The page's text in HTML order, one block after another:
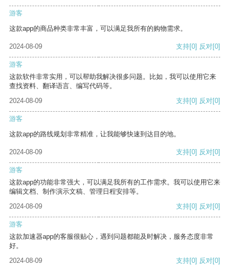
游客
这款app的商品种类非常丰富，可以满足我所有的购物需求。
2024-08-09 支持[0] 反对[0]
游客
这款软件非常实用，可以帮助我解决很多问题。比如，我可以使用它来
查找资料、翻译语言、编写代码等。
2024-08-09
支持[0] 反对[0]
游客
这款app的路线规划非常精准，让我能够快速到达目的地。
2024-08-09 支持[0] 反对[0]
游客
这款app的功能非常强大，可以满足我所有的工作需求。我可以使用它来
编辑文档、制作演示文稿、管理日程安排等。
2024-08-09
支持[0] 反对[0]
游客
这款加速器app的客服很贴心，遇到问题都能及时解决，服务态度非常
好。
2024-08-09
支持[0] 反对[0]